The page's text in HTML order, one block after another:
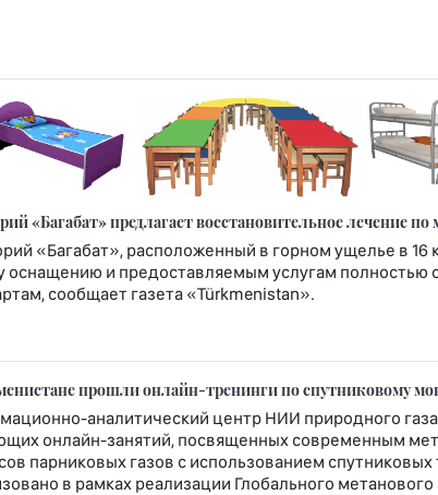
«Багабат» предлагает восстановительное лечение
«Багабат», расположенный в горном ущелье в 16
оснащению и предоставляемым услугам полностью
сообщает газета «Türkmenistan».
прошли онлайн-тренинги по спутниковому
аналитический центр НИИ природного
онлайн-занятий, посвященных современным
парниковых газов с использованием
в рамках реализации Глобального метанового